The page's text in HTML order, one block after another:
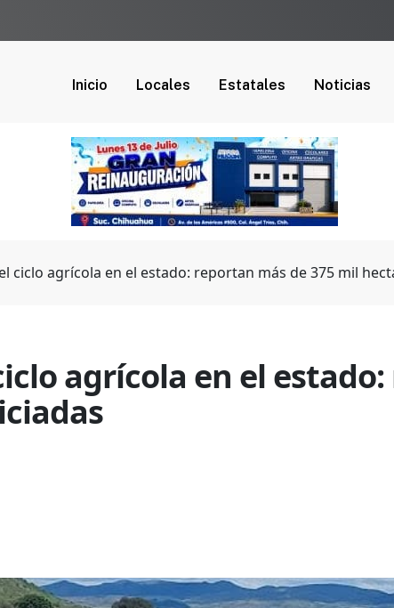
Inicio Locales Estatales Noticias
ciclo agrícola en el estado: reportan más de 375 mil
agrícola en el